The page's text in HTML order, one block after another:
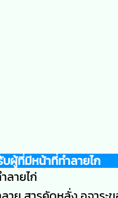
ผู้ที่มีหน้าที่ทำลายไก
ลายไก่